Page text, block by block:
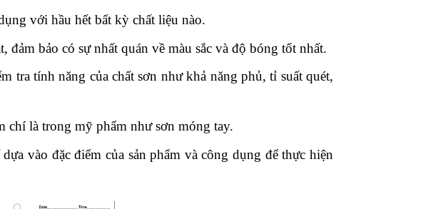
với hầu hết bất kỳ chất liệu nào.
bảo có sự nhất quán về màu sắc và độ bóng tốt nhất.
tra tính năng của chất sơn như khả năng phủ, tỉ suất quét,
là trong mỹ phẩm như sơn móng tay.
vào đặc điểm của sản phẩm và công dụng để thực hiện